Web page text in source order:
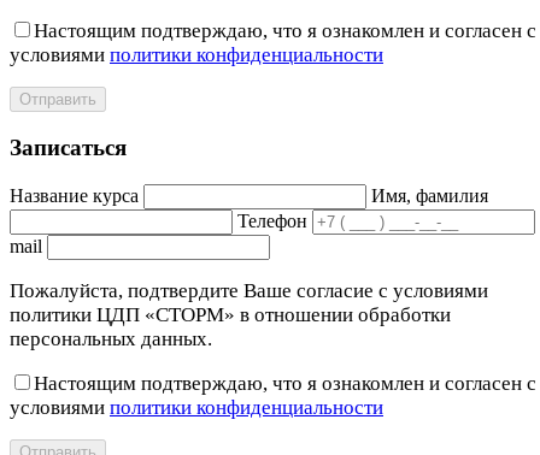
Настоящим подтверждаю, что я ознакомлен и согласен с
условиями политики конфиденциальности
Отправить
Записаться
Название курса
Имя, фамилия
Телефон
mail
Пожалуйста, подтвердите Ваше согласие с условиями
политики ЦДП «СТОРМ» в отношении обработки
персональных данных.
Настоящим подтверждаю, что я ознакомлен и согласен с
условиями политики конфиденциальности